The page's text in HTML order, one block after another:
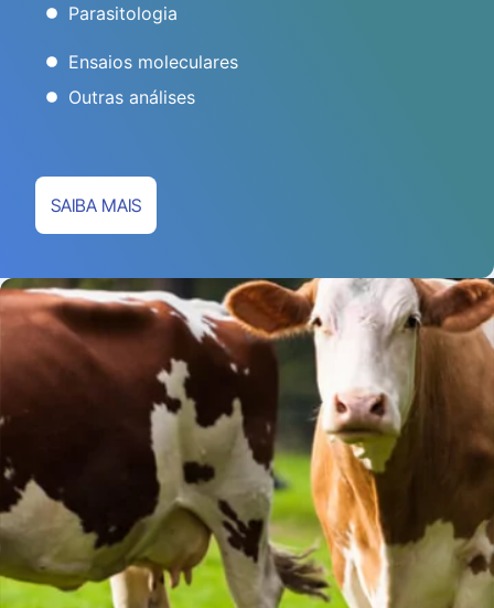
Parasitologia
Ensaios moleculares
Outras análises
SAIBA MAIS